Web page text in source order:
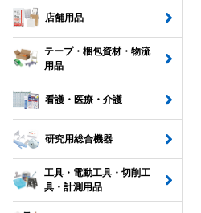
店舗用品
テープ・梱包資材・物流
用品
看護・医療・介護
研究用総合機器
工具・電動工具・切削工
具・計測用品